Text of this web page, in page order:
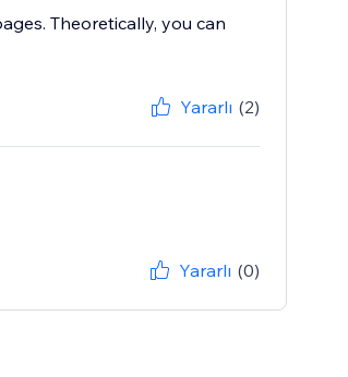
Theoretically, you can
Yararlı (2)
Yararlı (0)